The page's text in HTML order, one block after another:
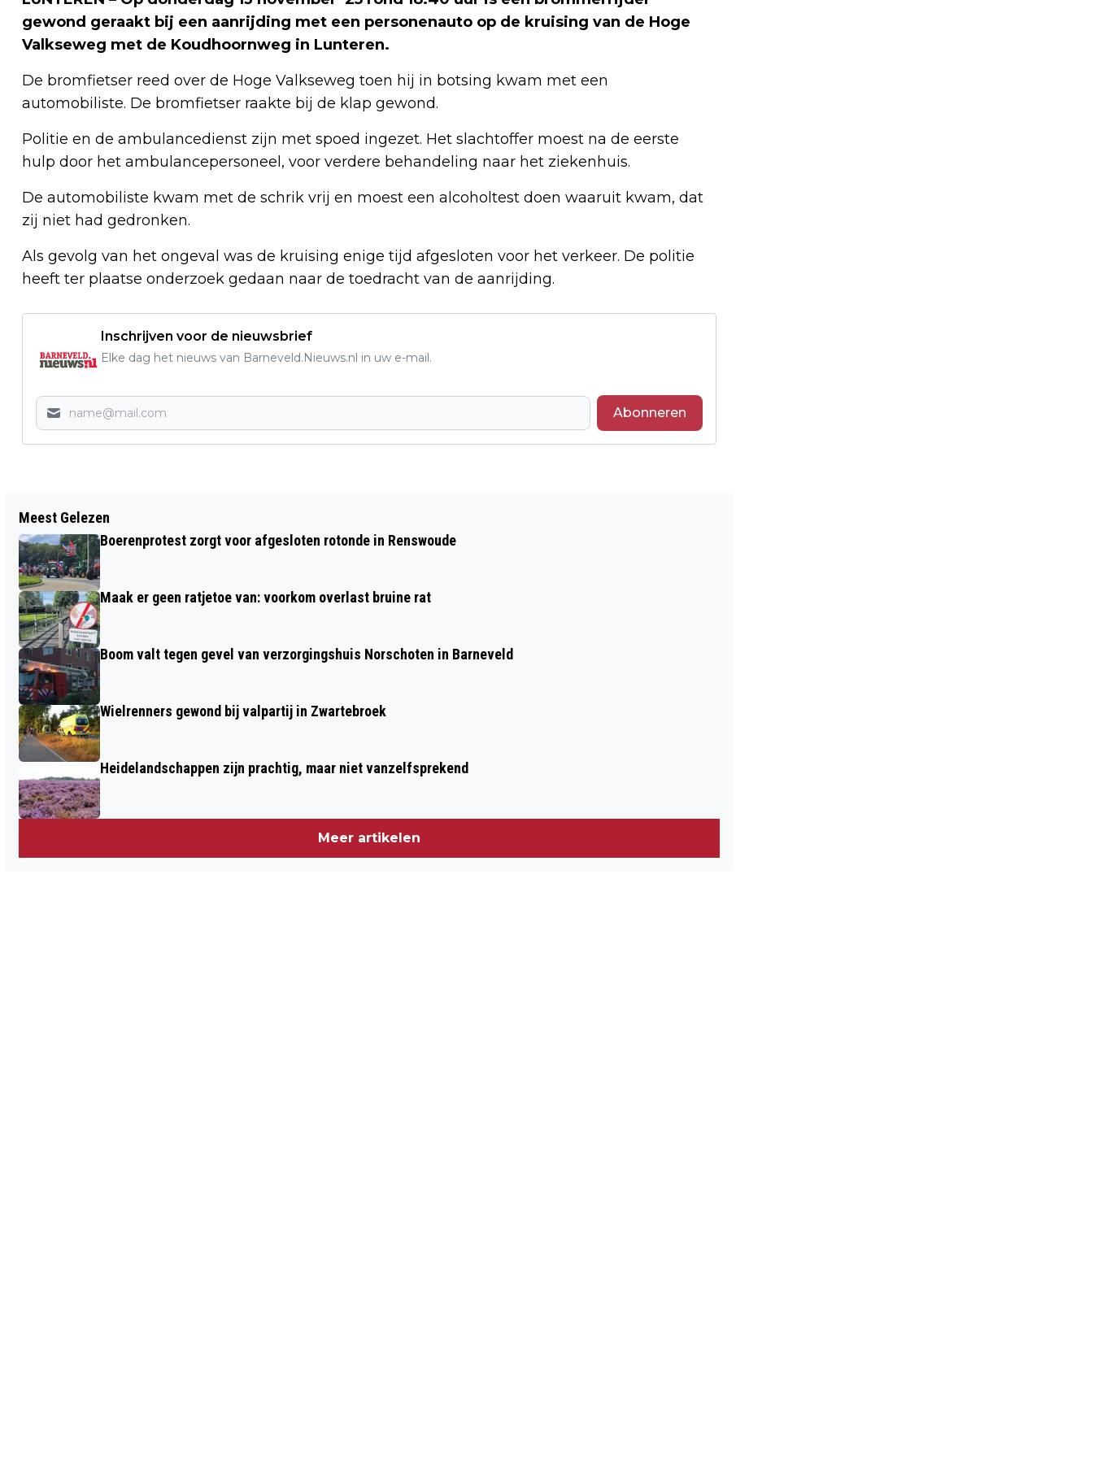
gewond geraakt bij een aanrijding met een personenauto op de kruising van de Hoge
Valkseweg met de Koudhoornweg in Lunteren.
De bromfietser reed over de Hoge Valkseweg toen hij in botsing kwam met een
automobiliste. De bromfietser raakte bij de klap gewond.
Politie en de ambulancedienst zijn met spoed ingezet. Het slachtoffer moest na de eerste
hulp door het ambulancepersoneel, voor verdere behandeling naar het ziekenhuis.
De automobiliste kwam met de schrik vrij en moest een alcoholtest doen waaruit kwam, dat
zij niet had gedronken.
Als gevolg van het ongeval was de kruising enige tijd afgesloten voor het verkeer. De politie
heeft ter plaatse onderzoek gedaan naar de toedracht van de aanrijding.
Inschrijven voor de nieuwsbrief
Elke dag het nieuws van Barneveld.Nieuws.nl in uw e-mail.
Abonneren
KOMENDE ZONDAG: BIJZONDERE
FILMVERTONING MET ONS, FRANKY EN
COEN, IN HET NATIONAAL MILITAIR
MUSEUM.
BARNEVELD
Meest Gelezen
Boerenprotest zorgt voor afgesloten rotonde in Renswoude
Maak er geen ratjetoe van: voorkom overlast bruine rat
Boom valt tegen gevel van verzorgingshuis Norschoten in Barneveld
Wielrenners gewond bij valpartij in Zwartebroek
Heidelandschappen zijn prachtig, maar niet vanzelfsprekend
Meer artikelen